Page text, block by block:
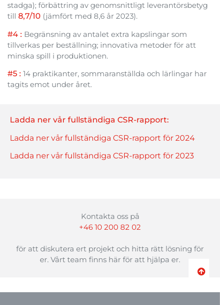
stadga); förbättring av genomsnittligt leverantörsbetyg
till 8,7/10 (jämfört med 8,6 år 2023).
#4 : Begränsning av antalet extra kapslingar som
tillverkas per beställning; innovativa metoder för att
minska spill i produktionen.
#5 : 14 praktikanter, sommaranställda och lärlingar har
tagits emot under året.
Ladda ner vår fullständiga CSR-rapport:
Ladda ner vår fullständiga CSR-rapport för 2024
Ladda ner vår fullständiga CSR-rapport för 2023
Kontakta oss på
+46 10 200 82 02
för att diskutera ert projekt och hitta rätt lösning för
er. Vårt team finns här för att hjälpa er.